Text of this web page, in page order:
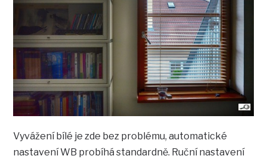
Vyvážení bílé je zde bez problému, automatické
nastavení WB probíhá standardně. Ruční nastavení